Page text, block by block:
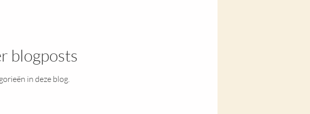
blogposts
in deze blog.